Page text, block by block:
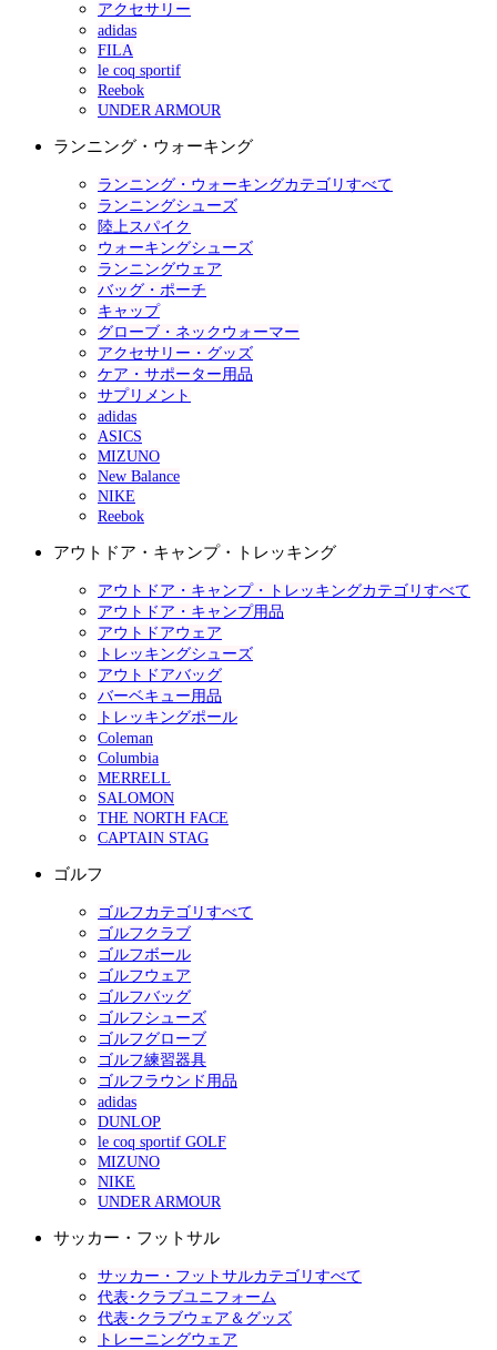
アクセサリー
adidas
FILA
le coq sportif
Reebok
UNDER ARMOUR
ランニング・ウォーキング
ランニング・ウォーキングカテゴリすべて
ランニングシューズ
陸上スパイク
ウォーキングシューズ
ランニングウェア
バッグ・ポーチ
キャップ
グローブ・ネックウォーマー
アクセサリー・グッズ
ケア・サポーター用品
サプリメント
adidas
ASICS
MIZUNO
New Balance
NIKE
Reebok
アウトドア・キャンプ・トレッキング
アウトドア・キャンプ・トレッキングカテゴリすべて
アウトドア・キャンプ用品
アウトドアウェア
トレッキングシューズ
アウトドアバッグ
バーベキュー用品
トレッキングポール
Coleman
Columbia
MERRELL
SALOMON
THE NORTH FACE
CAPTAIN STAG
ゴルフ
ゴルフカテゴリすべて
ゴルフクラブ
ゴルフボール
ゴルフウェア
ゴルフバッグ
ゴルフシューズ
ゴルフグローブ
ゴルフ練習器具
ゴルフラウンド用品
adidas
DUNLOP
le coq sportif GOLF
MIZUNO
NIKE
UNDER ARMOUR
サッカー・フットサル
サッカー・フットサルカテゴリすべて
代表･クラブユニフォーム
代表･クラブウェア＆グッズ
トレーニングウェア